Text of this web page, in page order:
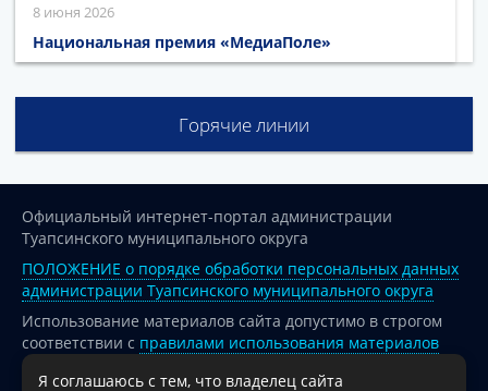
8 июня 2026
Национальная премия «МедиаПоле»
Горячие линии
Официальный интернет-портал администрации
Туапсинского муниципального округа
ПОЛОЖЕНИЕ о порядке обработки персональных данных
администрации Туапсинского муниципального округа
Использование материалов сайта допустимо в строгом
соответствии с правилами использования материалов
опубликованных на сайте
Я соглашаюсь с тем, что владелец сайта